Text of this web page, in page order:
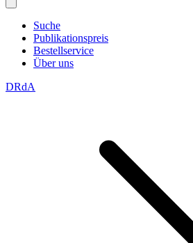
Suche
Publikationspreis
Bestellservice
Über uns
DRdA